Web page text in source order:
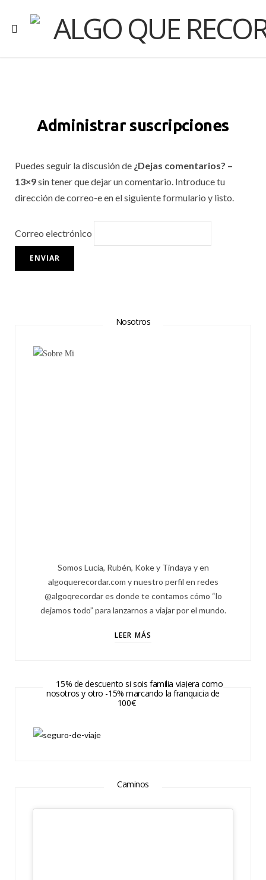
Administrar suscripciones
Puedes seguir la discusión de ¿Dejas comentarios? –
13×9sin tener que dejar un comentario. Introduce tu
dirección de correo-e en el siguiente formulario y listo.
Correo electrónico
Nosotros
Somos Lucía, Rubén, Koke y Tindaya y en
algoquerecordar.com y nuestro perfil en redes
@algoqrecordar es donde te contamos cómo “lo
dejamos todo” para lanzarnos a viajar por el mundo.
LEER MÁS
15% de descuento si sois familia viajera como
nosotros y otro -15% marcando la franquicia de
100€
Caminos